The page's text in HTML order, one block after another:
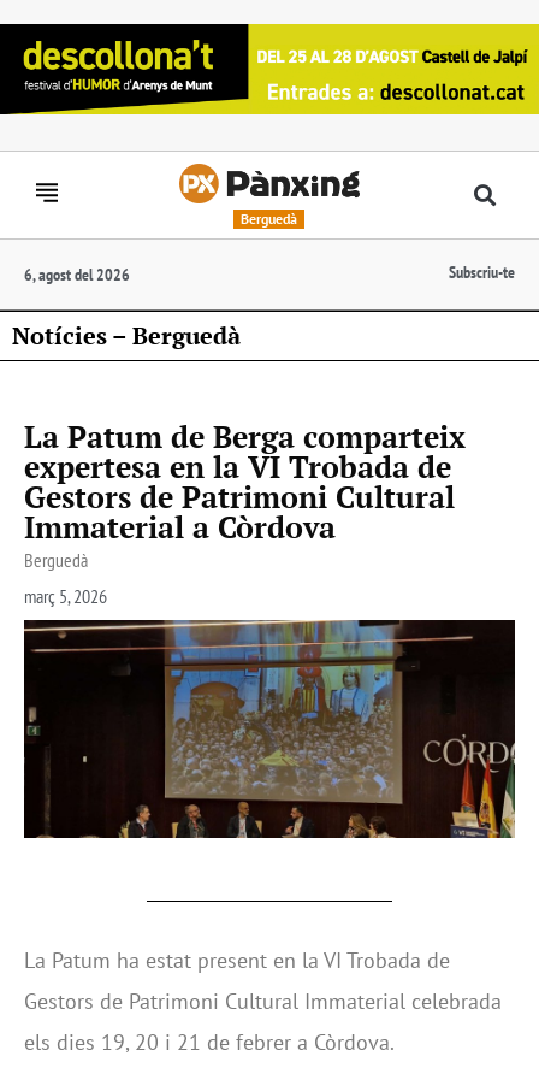
Berguedà
6, agost del 2026 Subscriu-te
Notícies – Berguedà
La Patum de Berga comparteix
expertesa en la VI Trobada de
Gestors de Patrimoni Cultural
Immaterial a Còrdova
Berguedà
març 5, 2026
La Patum ha estat present en la VI Trobada de
Gestors de Patrimoni Cultural Immaterial celebrada
els dies 19, 20 i 21 de febrer a Còrdova.